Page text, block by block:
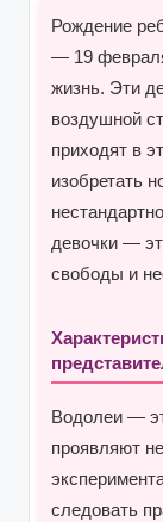
Рождение
— 19
жизнь. Эти
воздушной
приходят в
изобретать
девочки —
свободы и
Водолеи —
проявляют
следовать